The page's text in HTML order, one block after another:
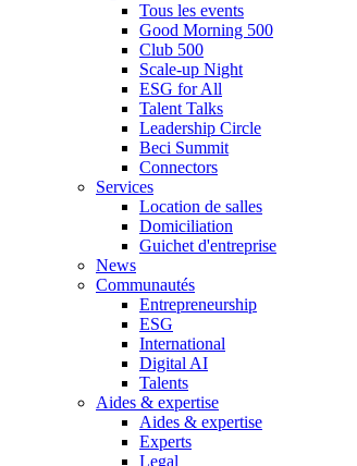
Tous les events
Good Morning 500
Club 500
Scale-up Night
ESG for All
Talent Talks
Leadership Circle
Beci Summit
Connectors
Services
Location de salles
Domiciliation
Guichet d'entreprise
News
Communautés
Entrepreneurship
ESG
International
Digital AI
Talents
Aides & expertise
Aides & expertise
Experts
Legal